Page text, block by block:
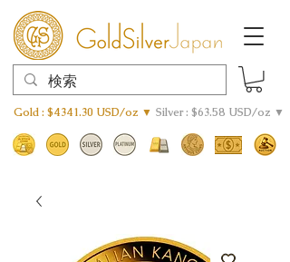
Gold : $4341.30 USD/oz ▼ Silver : $63.58 USD/oz ▼